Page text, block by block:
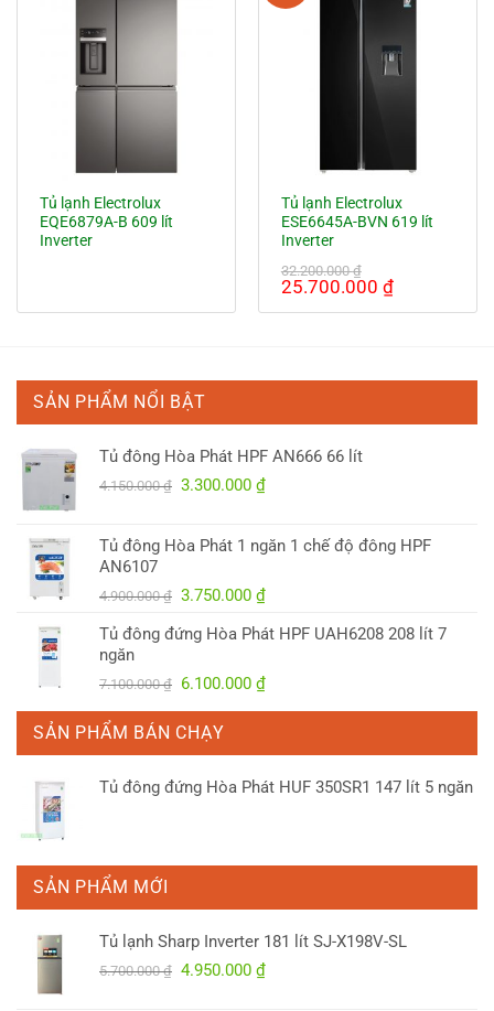
Tủ lạnh Electrolux
EQE6879A-B 609 lít
Inverter
Tủ lạnh Electrolux
ESE6645A-BVN 619 lít
Inverter
32.200.000₫
Giá
25.700.000 ₫Giá
SẢN PHẨM NỔI BẬT
Tủ đông Hòa Phát HPF AN666 66 lít
4.150.000₫ Giá
4.150.000 ₫.
3.300.000 ₫Giá
là:
Tủ đông Hòa Phát 1 ngăn 1 chế độ đông HPF
AN6107
4.900.000₫ Giá
là:
3.750.000 ₫Giá
tại
3.750.000 ₫.
Tủ đông đứng Hòa Phát HPF UAH6208 208 lít 7
ngăn
7.100.000₫ Giá
là:
7.100.000 ₫.
6.100.000 ₫Giá
là:
SẢN PHẨM BÁN CHẠY
Tủ đông đứng Hòa Phát HUF 350SR1 147 lít 5 ngăn
SẢN PHẨM MỚI
Tủ lạnh Sharp Inverter 181 lít SJ-X198V-SL
5.700.000₫ Giá
4.950.000 ₫Giá